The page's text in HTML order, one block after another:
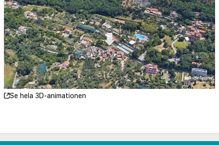
Se hela 3D-animationen